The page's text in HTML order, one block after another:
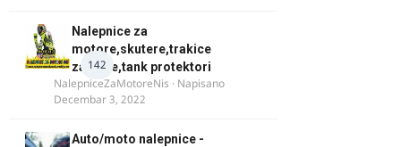
142
Nalepnice za
motore,skutere,trakice
za felne,tank protektori
NalepniceZaMotoreNis · Napisano
Decembar 3, 2022
Auto/moto nalepnice -